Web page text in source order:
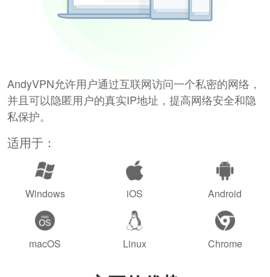
AndyVPN允许用户通过互联网访问一个私密的网络，
并且可以隐匿用户的真实IP地址，提高网络安全和隐
私保护。
适用于：
Windows iOS Android
macOS Linux Chrome